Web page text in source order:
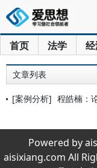
首页 法学
文章列表
[案例分析] 程皓楠：
Powered by
aisixiang.com All